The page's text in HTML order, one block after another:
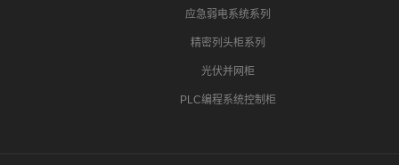
应急弱电系统系列
精密列头柜系列
光伏并网柜
PLC编程系统控制柜